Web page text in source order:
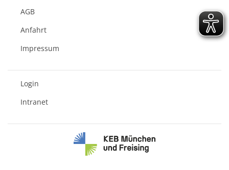
AGB
Anfahrt
Impressum
Login
Intranet